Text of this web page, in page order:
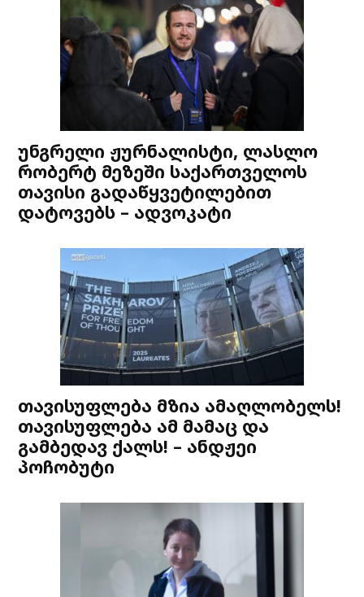
უნგრელი ჟურნალისტი, ლასლო
რობერტ მეზეში საქართველოს
თავისი გადაწყვეტილებით
დატოვებს – ადვოკატი
თავისუფლება მზია ამაღლობელს!
თავისუფლება ამ მამაც და
გამბედავ ქალს! – ანდჟეი
პოჩობუტი